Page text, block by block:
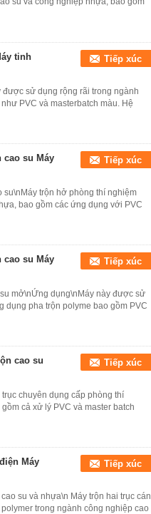
tinh
Tiếp xúc
được sử dụng rộng rãi trong ngành
PVC và masterbatch màu. Hệ
cao su Máy
Tiếp xúc
su\nMáy trộn hở phòng thí nghiệm
bao gồm các ứng dụng với PVC
cao su Máy
Tiếp xúc
mở\nỨng dụng\nMáy này được sử
dụng pha trộn polyme bao gồm PVC
cao su
Tiếp xúc
chuyên dụng cấp phòng thí
cả xử lý PVC và master batch
Máy
Tiếp xúc
su và nhựa\n Máy trộn hai trục cán
trong ngành công nghiệp cao